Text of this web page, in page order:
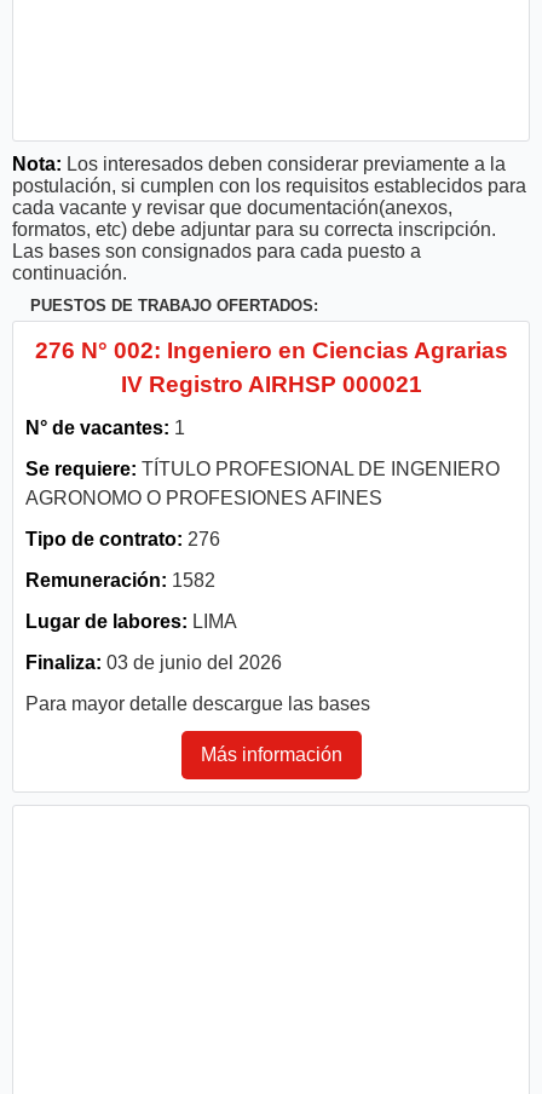
Nota: Los interesados deben considerar previamente a la
postulación, si cumplen con los requisitos establecidos para
cada vacante y revisar que documentación(anexos,
formatos, etc) debe adjuntar para su correcta inscripción.
Las bases son consignados para cada puesto a
continuación.
PUESTOS DE TRABAJO OFERTADOS:
276 N° 002: Ingeniero en Ciencias Agrarias
IV Registro AIRHSP 000021
N° de vacantes: 1
Se requiere: TÍTULO PROFESIONAL DE INGENIERO
AGRONOMO O PROFESIONES AFINES
Tipo de contrato: 276
Remuneración: 1582
Lugar de labores: LIMA
Finaliza: 03 de junio del 2026
Para mayor detalle descargue las bases
Más información